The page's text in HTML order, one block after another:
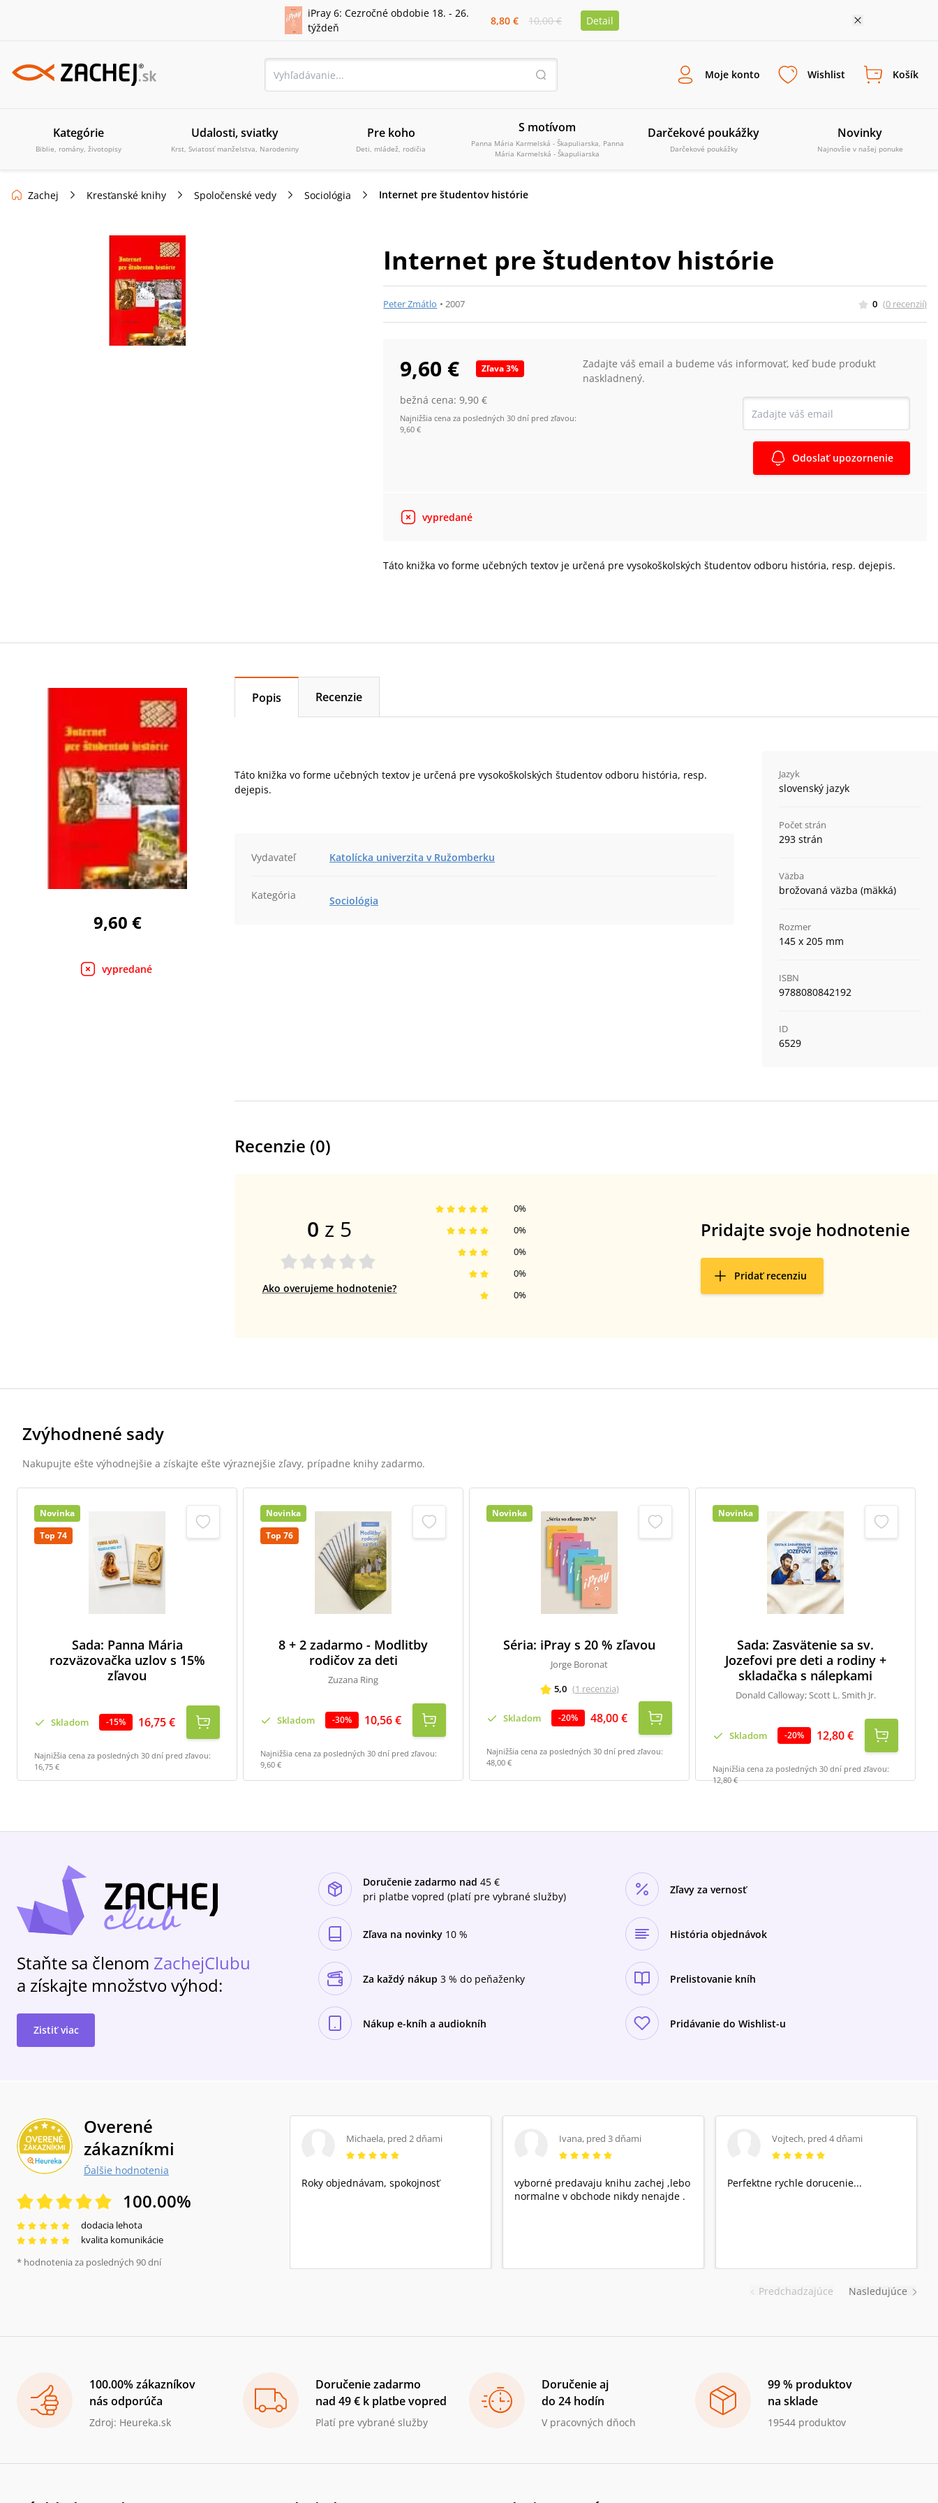
iPray 6: Cezročné obdobie 18. - 26.
týždeň
8,80 € 10,00 € Detail
Moje konto Wishlist Košík
Kategórie
Biblie, romány, životopisy
Udalosti, sviatky
Krst, Sviatosť manželstva, Narodeniny
Pre koho
Deti, mládež, rodičia
S motívom
Panna Mária Karmelská - Škapuliarska, Panna
Mária Karmelská - Škapuliarska
Darčekové poukážky
Darčekové poukážky
Novinky
Najnovšie v našej ponuke
Zachej Kresťanské knihy Spoločenské vedy Sociológia Internet pre študentov histórie
Internet pre študentov histórie
Peter Zmátlo •2007 0 (0 recenzií)
9,60 € Zľava3%
bežná cena:9,90 €
Najnižšia cena za posledných 30 dní pred zľavou:
9,60 €
Zadajte váš email a budeme vás informovať, keď bude produkt
naskladnený.
Odoslať upozornenie
vypredané
Táto knižka vo forme učebných textov je určená pre vysokoškolských študentov odboru história, resp. dejepis.
9,60 €
vypredané
Popis Recenzie
Táto knižka vo forme učebných textov je určená pre vysokoškolských študentov odboru história, resp.
dejepis.
Vydavateľ Katolícka univerzita v Ružomberku
Kategória Sociológia
Jazyk
slovenský jazyk
Počet strán
293 strán
Väzba
brožovaná väzba (mäkká)
Rozmer
145 x 205 mm
ISBN
9788080842192
ID
6529
Recenzie (0)
0 z 5
Ako overujeme hodnotenie? 0%
0%
0%
0%
0%
Pridajte svoje hodnotenie
Pridať recenziu
Zvýhodnené sady
Nakupujte ešte výhodnejšie a získajte ešte výraznejšie zľavy, prípadne knihy zadarmo.
Novinka
Top 74
Sada: Panna Mária
rozväzovačka uzlov s 15%
zľavou
Skladom -15% 16,75 €
Najnižšia cena za posledných 30 dní pred zľavou:
16,75 €
Novinka
Top 76
8 + 2 zadarmo - Modlitby
rodičov za deti
Zuzana Ring
Skladom -30% 10,56 €
Najnižšia cena za posledných 30 dní pred zľavou:
9,60 €
Novinka
Séria: iPray s 20 % zľavou
Jorge Boronat
5,0 (1 recenzia)
Skladom -20% 48,00 €
Najnižšia cena za posledných 30 dní pred zľavou:
48,00 €
Novinka
Sada: Zasvätenie sa sv.
Jozefovi pre deti a rodiny +
skladačka s nálepkami
Donald Calloway; Scott L. Smith Jr.
Skladom -20% 12,80 €
Najnižšia cena za posledných 30 dní pred zľavou:
12,80 €
Staňte sa členom ZachejClubu
a získajte množstvo výhod:
Zistiť viac
Doručenie zadarmo nad 45 €
pri platbe vopred (platí pre vybrané služby)
Zľavy za vernosť
Zľava na novinky 10 % História objednávok
Za každý nákup 3 % do peňaženky Prelistovanie kníh
Nákup e-kníh a audiokníh Pridávanie do Wishlist-u
Overené
zákazníkmi
Ďalšie hodnotenia
100.00%
dodacia lehota
kvalita komunikácie
* hodnotenia za posledných 90 dní
Predchadzajúce
Michaela, pred 2 dňami
Roky objednávam, spokojnosť
Ivana, pred 3 dňami
vyborné predavaju knihu zachej ,lebo
normalne v obchode nikdy nenajde .
Vojtech, pred 4 dňami
Perfektne rychle dorucenie...
Nasledujúce
100.00% zákazníkov
nás odporúča
Zdroj: Heureka.sk
Doručenie zadarmo
nad 49 € k platbe vopred
Platí pre vybrané služby
Doručenie aj
do 24 hodín
V pracovných dňoch
99 % produktov
na sklade
19544 produktov